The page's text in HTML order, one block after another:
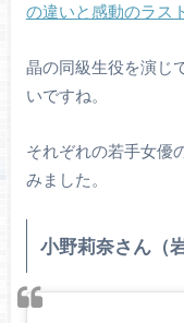
の違いと感動のラス
晶の同級生役を演じ
いですね。
それぞれの若手女優
みました。
小野莉奈さん（